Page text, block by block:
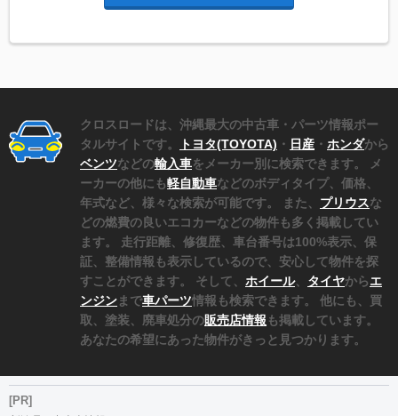
クロスロードは、沖縄最大の中古車・パーツ情報ポー
タルサイトです。
トヨタ(TOYOTA) ・ 日産 ・ ホンダから
ベンツなどの輸入車をメーカー別に検索できます。 メ
ーカーの他にも軽自動車などのボディタイプ、価格、
年式など、様々な検索が可能です。 また、 プリウスな
どの燃費の良いエコカーなどの物件も多く掲載してい
ます。 走行距離、修復歴、車台番号は100%表示、保
証、整備情報も表示しているので、安心して物件を探
すことができます。 そして、 ホイール、 タイヤからエ
ンジンまで車パーツ情報も検索できます。 他にも、買
取、塗装、廃車処分の販売店情報 も掲載しています。
あなたの希望にあった物件がきっと見つかります。
[PR]